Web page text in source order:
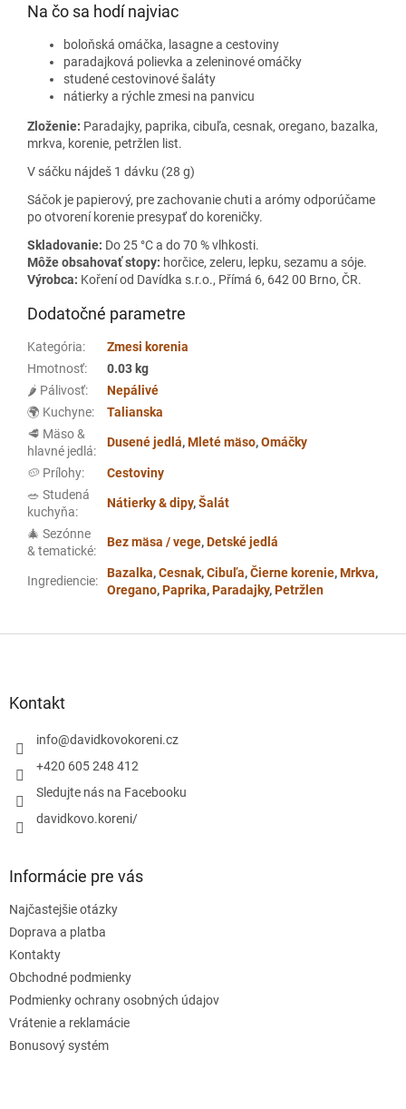
Na čo sa hodí najviac
boloňská omáčka, lasagne a cestoviny
paradajková polievka a zeleninové omáčky
studené cestovinové šaláty
nátierky a rýchle zmesi na panvicu
Zloženie: Paradajky, paprika, cibuľa, cesnak, oregano, bazalka,
mrkva, korenie, petržlen list.
V sáčku nájdeš 1 dávku (28 g)
Sáčok je papierový, pre zachovanie chuti a arómy odporúčame
po otvorení korenie presypať do koreničky.
Skladovanie: Do 25 °C a do 70 % vlhkosti.
Môže obsahovať stopy: horčice, zeleru, lepku, sezamu a sóje.
Výrobca: Koření od Davídka s.r.o., Přímá 6, 642 00 Brno, ČR.
Dodatočné parametre
Kategória:
Zmesi korenia
Hmotnosť:
0.03 kg
🌶️ Pálivosť:
Nepálivé
🌍 Kuchyne:
Talianska
🥩 Mäso &
hlavné jedlá:
Dusené jedlá,Mleté mäso,Omáčky
🥔 Prílohy:
Cestoviny
🥗 Studená
kuchyňa:
Nátierky & dipy,Šalát
🎄 Sezónne
& tematické:
Bez mäsa / vege,Detské jedlá
Ingrediencie:
Bazalka,Cesnak,Cibuľa,Čierne korenie,Mrkva,
Oregano,Paprika,Paradajky,Petržlen
Kontakt
info@davidkovokoreni.cz
+420 605 248 412
Sledujte nás na Facebooku
davidkovo.koreni/
Informácie pre vás
Najčastejšie otázky
Doprava a platba
Kontakty
Obchodné podmienky
Podmienky ochrany osobných údajov
Vrátenie a reklamácie
Bonusový systém